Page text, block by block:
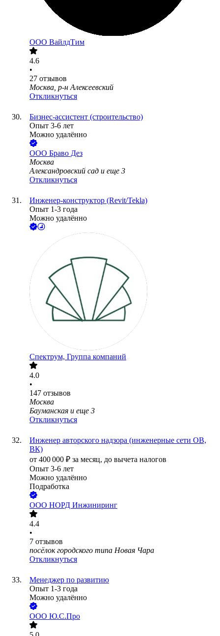
ООО ВайлдТим
4.6
•
27 отзывов
Москва, р-н Алексеевский
Откликнуться
Бизнес-ассистент (строительство)
Опыт 3-6 лет
Можно удалённо
ООО Браво Дез
Москва
Александровский сад и еще 3
Откликнуться
Инженер-конструктор (Revit/Tekla)
Опыт 1-3 года
Можно удалённо
Спектрум, Группа компаний
4.0
•
147 отзывов
Москва
Бауманская и еще 3
Откликнуться
Инженер авторского надзора (инженерные сети ОВ,
ВК)
от 400 000 ₽ за месяц, до вычета налогов
Опыт 3-6 лет
Можно удалённо
Подработка
ООО НОРД Инжиниринг
4.4
•
7 отзывов
посёлок городского типа Новая Чара
Откликнуться
Менеджер по развитию
Опыт 1-3 года
Можно удалённо
ООО Ю.С.Про